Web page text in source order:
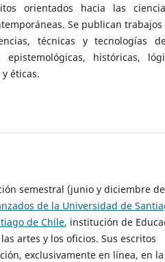
orientados hacia las
Se publican
técnicas y tecnologías
históricas,
éticas.
semestral (junio y diciembre de
de la Universidad de
de Chile, institución de
artes y los oficios. Sus escritos
exclusivamente en línea, en la